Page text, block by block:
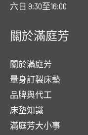
六日 9:30至16:00
關於滿庭芳
關於滿庭芳
量身訂製床墊
品牌與代工
床墊知識
滿庭芳大小事